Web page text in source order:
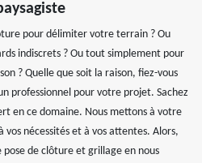
pour délimiter votre terrain ? Ou
indiscrets ? Ou tout simplement pour
? Quelle que soit la raison, fiez-vous
professionnel pour votre projet. Sachez
en ce domaine. Nous mettons à votre
nécessités et à vos attentes. Alors,
de clôture et grillage en nous